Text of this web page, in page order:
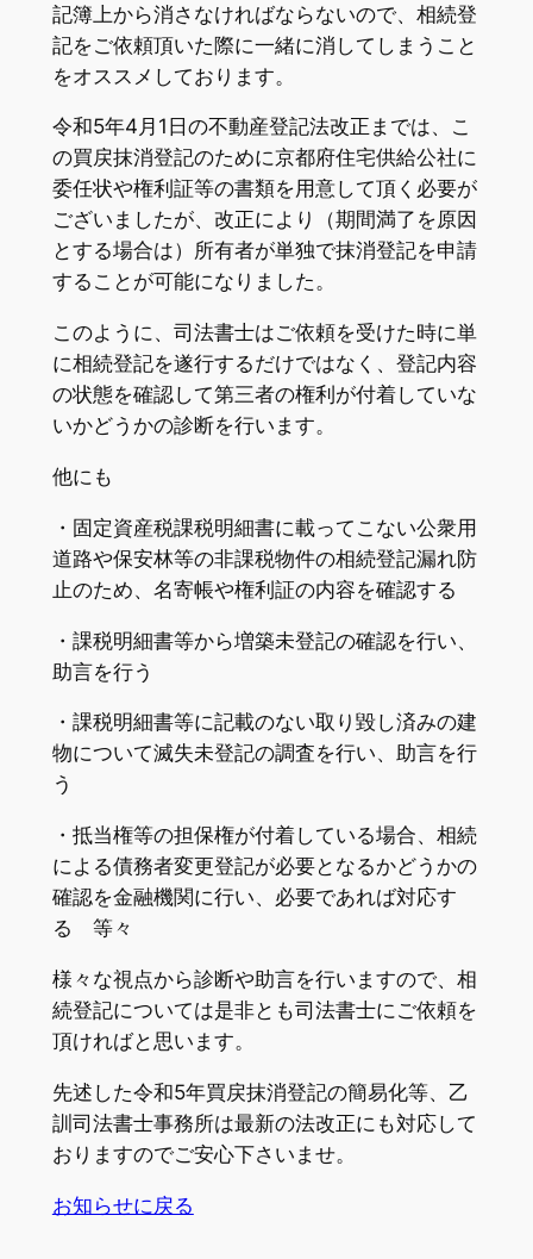
記簿上から消さなければならないので、相続登
記をご依頼頂いた際に一緒に消してしまうこと
をオススメしております。
令和5年4月1日の不動産登記法改正までは、こ
の買戻抹消登記のために京都府住宅供給公社に
委任状や権利証等の書類を用意して頂く必要が
ございましたが、改正により（期間満了を原因
とする場合は）所有者が単独で抹消登記を申請
することが可能になりました。
このように、司法書士はご依頼を受けた時に単
に相続登記を遂行するだけではなく、登記内容
の状態を確認して第三者の権利が付着していな
いかどうかの診断を行います。
他にも
・固定資産税課税明細書に載ってこない公衆用
道路や保安林等の非課税物件の相続登記漏れ防
止のため、名寄帳や権利証の内容を確認する
・課税明細書等から増築未登記の確認を行い、
助言を行う
・課税明細書等に記載のない取り毀し済みの建
物について滅失未登記の調査を行い、助言を行
う
・抵当権等の担保権が付着している場合、相続
による債務者変更登記が必要となるかどうかの
確認を金融機関に行い、必要であれば対応す
る 等々
様々な視点から診断や助言を行いますので、相
続登記については是非とも司法書士にご依頼を
頂ければと思います。
先述した令和5年買戻抹消登記の簡易化等、乙
訓司法書士事務所は最新の法改正にも対応して
おりますのでご安心下さいませ。
お知らせに戻る